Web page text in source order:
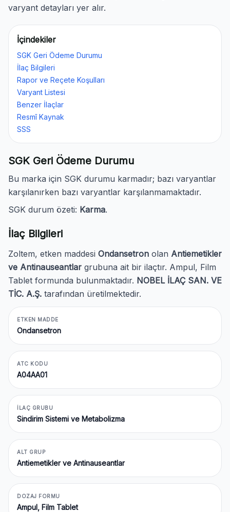
varyant detayları yer alır.
İçindekiler
SGK Geri Ödeme Durumu
İlaç Bilgileri
Rapor ve Reçete Koşulları
Varyant Listesi
Benzer İlaçlar
Resmî Kaynak
SSS
SGK Geri Ödeme Durumu
Bu marka için SGK durumu karmadır; bazı varyantlar
karşılanırken bazı varyantlar karşılanmamaktadır.
SGK durum özeti: Karma.
İlaç Bilgileri
Zoltem, etken maddesi Ondansetron olan Antiemetikler
ve Antinauseantlar grubuna ait bir ilaçtır. Ampul, Film
Tablet formunda bulunmaktadır. NOBEL İLAÇ SAN. VE
TİC. A.Ş. tarafından üretilmektedir.
ETKEN MADDE
Ondansetron
ATC KODU
A04AA01
İLAÇ GRUBU
Sindirim Sistemi ve Metabolizma
ALT GRUP
Antiemetikler ve Antinauseantlar
DOZAJ FORMU
Ampul, Film Tablet